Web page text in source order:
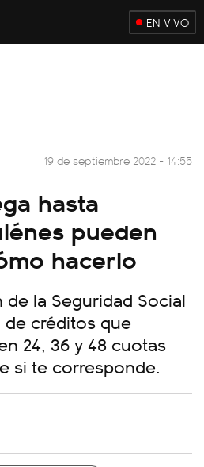
EN VIVO
19 de septiembre 2022 - 14:55
hasta
pueden
hacerlo
de la Seguridad Social
créditos que
24, 36 y 48 cuotas
si te corresponde.